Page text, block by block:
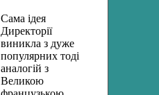
Сама ідея
Директорії
виникла з дуже
популярних тоді
анало­гій з
Великою